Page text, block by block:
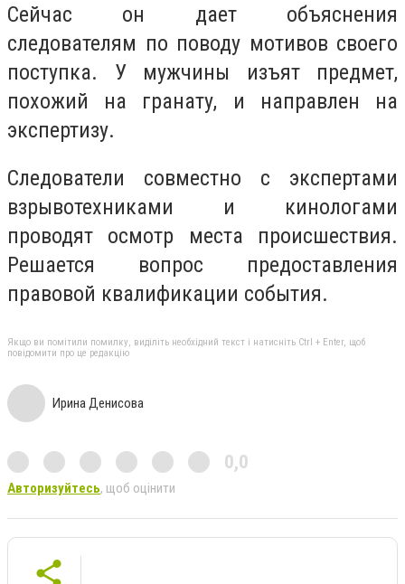
Сейчас он дает объяснения
следователям по поводу мотивов своего
поступка. У мужчины изъят предмет,
похожий на гранату, и направлен на
экспертизу.
Следователи совместно с экспертами
взрывотехниками и кинологами
проводят осмотр места происшествия.
Решается вопрос предоставления
правовой квалификации события.
Якщо ви помітили помилку, виділіть необхідний текст і натисніть Ctrl + Enter, щоб
повідомити про це редакцію
Ирина Денисова
0,0
Авторизуйтесь, щоб оцінити